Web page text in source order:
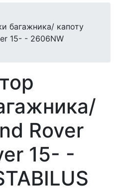
багажника/ капоту
15- - 2606NW
Rover
15- -